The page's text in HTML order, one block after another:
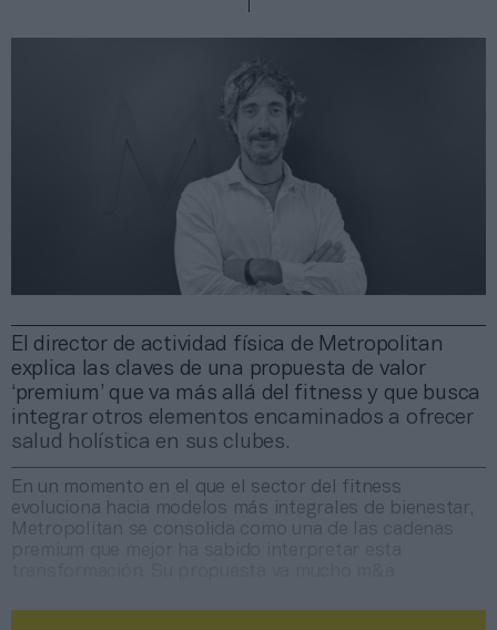
El director de actividad física de Metropolitan
explica las claves de una propuesta de valor
‘premium’ que va más allá del fitness y que busca
integrar otros elementos encaminados a ofrecer
salud holística en sus clubes.
En un momento en el que el sector del fitness
evoluciona hacia modelos más integrales de bienestar,
Metropolitan se consolida como una de las cadenas